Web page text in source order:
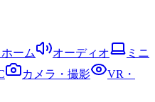
ーム オーディオ
ミニ
カメラ・撮影
VR・